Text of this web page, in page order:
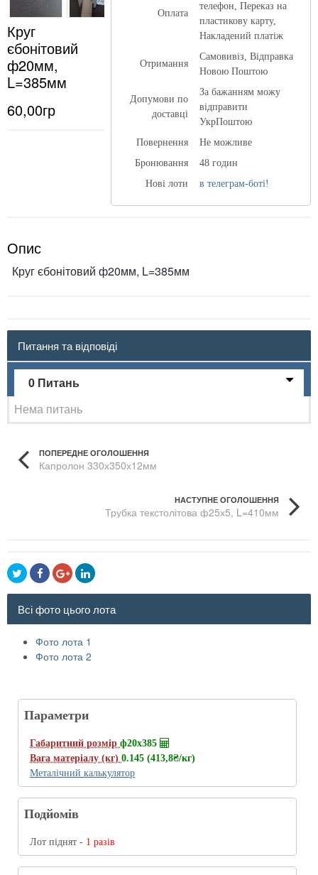
Круг
єбонітовий
ф20мм,
L=385мм
60,00гр
Оплата
телефон, Переказ на
пластикову карту,
Накладений платіж
Отримання
Самовивіз, Відправка
Новою Поштою
Допумови по
доставці
За бажанням можу
відправити
УкрПоштою
Повернення
Не можливе
Бронювання
48 годин
Нові лоти
в телеграм-боті!
Опис
Круг єбонітовий ф20мм, L=385мм
Питання та відповіді
0 Питань
Нема питань
ПОПЕРЕДНЕ ОГОЛОШЕННЯ
Капролон 330х350х12мм
НАСТУПНЕ ОГОЛОШЕННЯ
Трубка текстолітова ф25х5, L=410мм
Всі фото цього лота
Фото лота 1
Фото лота 2
Параметри
Габаритний розмір ф20х385
Вага матеріалу (кг) 0.145 (413,8₴/кг)
Металічний калькулятор
Подйомів
Лот піднят - 1 разів